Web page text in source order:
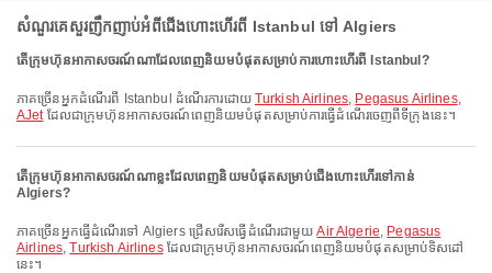
សំណួរគេសួរញឹកញាប់អំពីជើងហោះហើរពី Istanbul ទៅ Algiers
តើក្រុមហ៊ុនអាកាសចរណ៍ណាដែលពេញនិយមបំផុតសម្រាប់ការហោះហើរពី Istanbul?
ភាគច្រើនអ្នកដំណើរពី Istanbul ដំណើរការដោយ Turkish Airlines, Pegasus Airlines,
AJetដែលជាក្រុមហ៊ុនអាកាសចរណ៍ពេញនិយមបំផុតសម្រាប់ការធ្វើដំណើរចេញពីទីក្រុងនេះ។
តើក្រុមហ៊ុនអាកាសចរណ៍ណាខ្លះដែលពេញនិយមបំផុតសម្រាប់ជើងហោះហើរទៅកាន់
Algiers?
ភាគច្រើនអ្នកធ្វើដំណើរទៅ Algiers ជ្រើសរើសធ្វើដំណើរជាមួយAir Algerie, Pegasus
Airlines,Turkish Airlinesដែលជាក្រុមហ៊ុនអាកាសចរណ៍ពេញនិយមបំផុតសម្រាប់ទិសដៅ
នេះ។